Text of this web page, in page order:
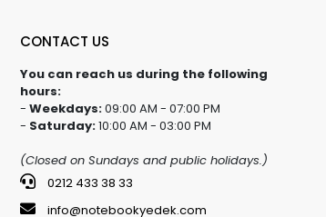
CONTACT US
You can reach us during the following
hours:
- Weekdays:09:00 AM - 07:00 PM
- Saturday:10:00 AM - 03:00 PM
(Closed on Sundays and public holidays.)
0212 433 38 33
info@notebookyedek.com